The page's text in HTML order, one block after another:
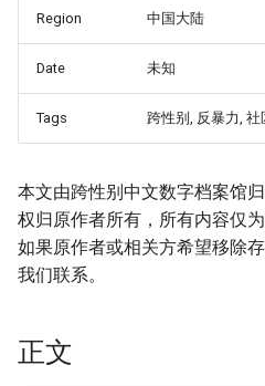
Region 中国大陆
Date 未知
Tags 跨性别, 反暴力,
本文由跨性别中文数字档案馆
权归原作者所有，所有内容仅
如果原作者或相关方希望移除
我们联系。
正文